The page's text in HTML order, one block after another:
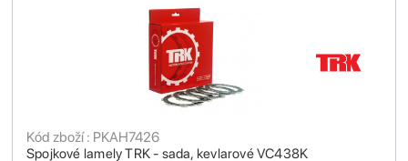
Spojkové lamely TRK - sada, kevlarové VC438K
Kód zboží : PKAH7426